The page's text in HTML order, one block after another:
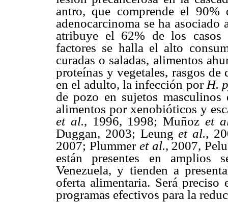
antro, que comprende el
adenocarcinoma se ha
atribuye el 62% de los
factores se halla el alto
curadas o saladas, alimentos
proteínas y vegetales, rasgos
en el adulto, la infección por H.
de pozo en sujetos
alimentos por xenobióticos y
et al., 1996, 1998; Muñoz et
Duggan, 2003; Leunget al.,
2007; Plummer et al., 2007,
están presentes en amplios
Venezuela, y tienden a
oferta alimentaria. Será preciso
programas efectivos para la